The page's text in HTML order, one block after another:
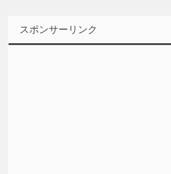
スポンサーリンク